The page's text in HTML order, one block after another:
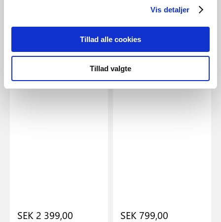
Vis detaljer
Tillad alle cookies
Tillad valgte
Relaterade produkter
SEK 2 399,00 SEK 799,00